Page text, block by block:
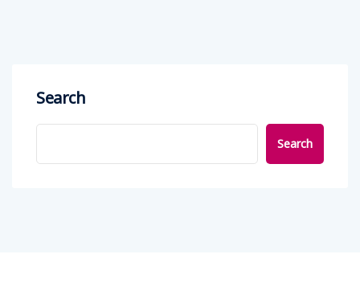
Search
Search